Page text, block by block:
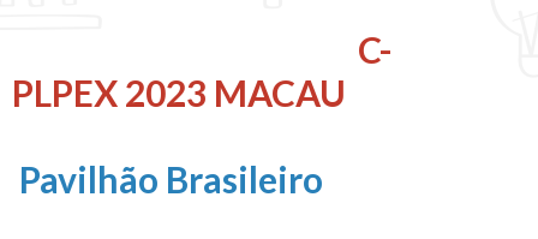
C-
PLPEX 2023 MACAU
Pavilhão Brasileiro